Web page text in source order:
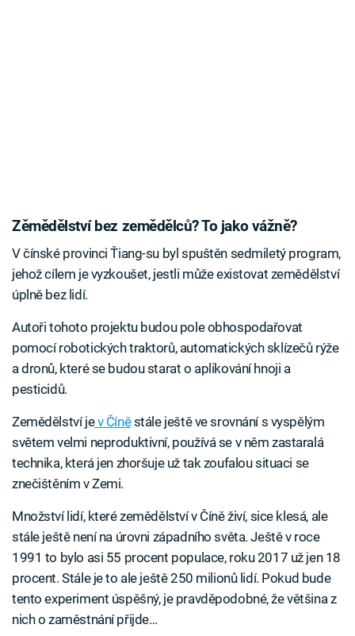
Zěmědělství bez zemědělců? To jako vážně?
V čínské provinci Ťiang-su byl spuštěn sedmiletý program,
jehož cílem je vyzkoušet, jestli může existovat zemědělství
úplně bez lidí.
Autoři tohoto projektu budou pole obhospodařovat
pomocí robotických traktorů, automatických sklízečů rýže
a dronů, které se budou starat o aplikování hnoji a
pesticidů.
Zemědělství jev Číněstále ještě ve srovnání s vyspělým
světem velmi neproduktivní, používá se v něm zastaralá
technika, která jen zhoršuje už tak zoufalou situaci se
znečištěním v Zemi.
Množství lidí, které zemědělství v Číně živí, sice klesá, ale
stále ještě není na úrovni západního světa. Ještě v roce
1991 to bylo asi 55 procent populace, roku 2017 už jen 18
procent. Stále je to ale ještě 250 milionů lidí. Pokud bude
tento experiment úspěšný, je pravděpodobné, že většina z
nich o zaměstnání přijde…